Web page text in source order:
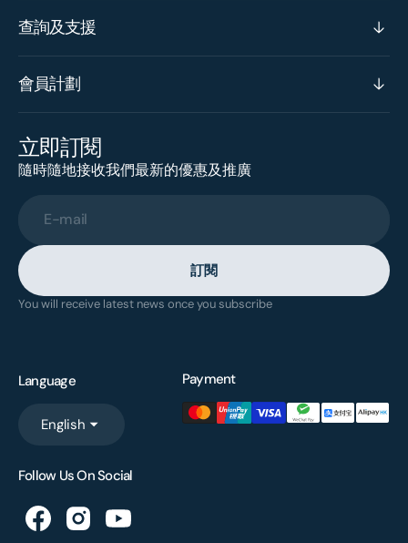
查詢及支援
會員計劃
立即訂閱
隨時隨地接收我們最新的優惠及推廣
E-mail
訂閱
You will receive latest news once you subscribe
Language
English
Payment
Follow Us On Social